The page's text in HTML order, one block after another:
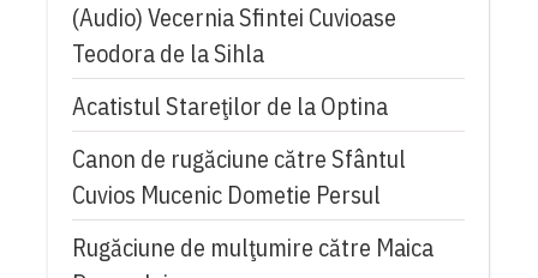
(Audio) Vecernia Sfintei Cuvioase
Teodora de la Sihla
Acatistul Stareţilor de la Optina
Canon de rugăciune către Sfântul
Cuvios Mucenic Dometie Persul
Rugăciune de mulţumire către Maica